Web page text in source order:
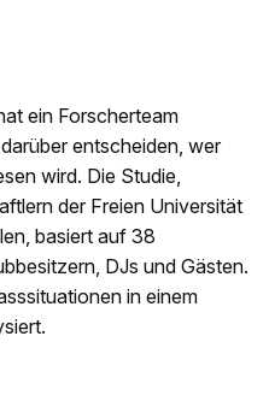
ein Forscherteam
entscheiden, wer
wird. Die Studie,
der Freien Universität
basiert auf 38
DJs und Gästen.
in einem